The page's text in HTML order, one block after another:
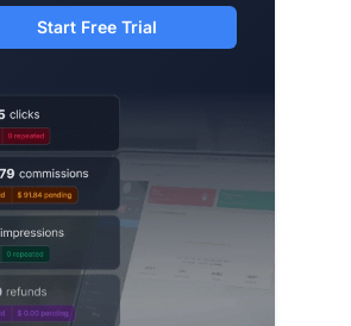
Start Free Trial